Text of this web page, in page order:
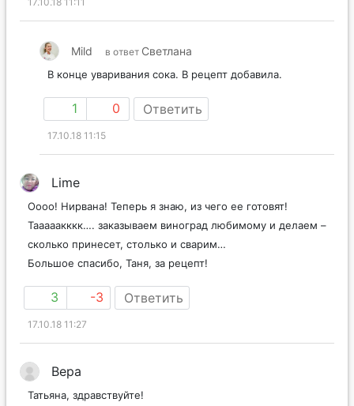
Mild в ответ Светлана
В конце уваривания сока. В рецепт добавила.
1 0 Ответить
17.10.18 11:15
Lime
Оооо! Нирвана! Теперь я знаю, из чего ее готовят!
Тааааакккк…. заказываем виноград любимому и делаем –
сколько принесет, столько и сварим…
Большое спасибо, Таня, за рецепт!
3 -3 Ответить
17.10.18 11:27
Вера
Татьяна, здравствуйте!